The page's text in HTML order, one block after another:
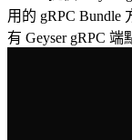
用的 gRPC Bundle
有 Geyser gRPC 端